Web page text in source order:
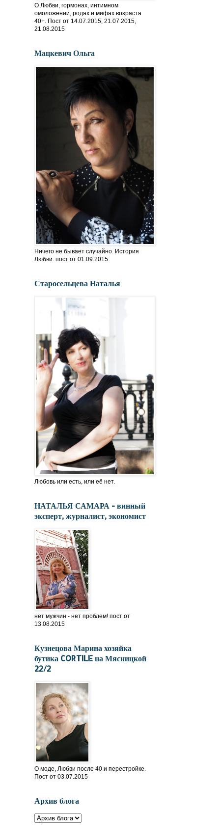
О Любви, гормонах, интимном
омоложении, родах и мифах возраста
40+. Пост от 14.07.2015, 21.07.2015,
21.08.2015
Мацкевич Ольга
Ничего не бывает случайно. История
Любви. пост от 01.09.2015
Старосельцева Наталья
Любовь или есть, или её нет.
НАТАЛЬЯ САМАРА - винный
эксперт, журналист, экономист
нет мужчин - нет проблем! пост от
13.08.2015
Кузнецова Марина хозяйка
бутика CORTILE на Мясницкой
22/2
О моде, Любви после 40 и перестройке.
Пост от 03.07.2015
Архив блога